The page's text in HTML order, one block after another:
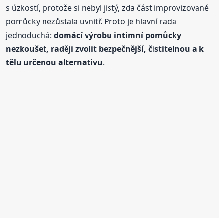
s úzkostí, protože si nebyl jistý, zda část improvizované
pomůcky nezůstala uvnitř. Proto je hlavní rada
jednoduchá:domácí výrobu intimní pomůcky
nezkoušet, raději zvolit bezpečnější, čistitelnou a k
tělu určenou alternativu.